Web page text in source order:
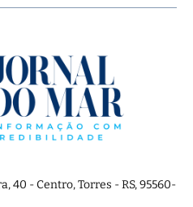
40 - Centro, Torres - RS, 95560-